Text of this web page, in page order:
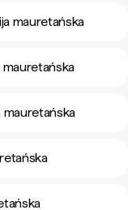
mauretańska